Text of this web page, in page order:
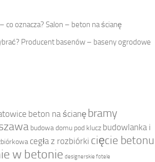
co oznacza? Salon – beton na ścianę
Producent basenów – baseny ogrodowe
beton na ścianę bramy
budowa domu pod klucz budowlanka i
cegła z rozbiórki cięcie betonu
w betonie designerskie fotele